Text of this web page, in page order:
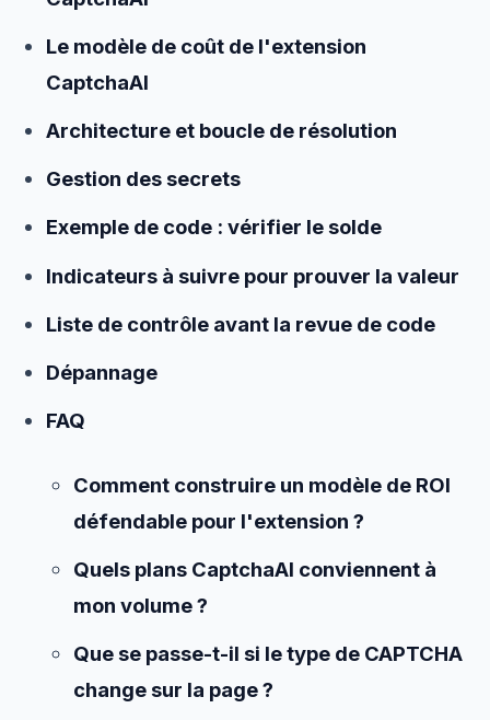
Le modèle de coût de l'extension
CaptchaAI
Architecture et boucle de résolution
Gestion des secrets
Exemple de code : vérifier le solde
Indicateurs à suivre pour prouver la valeur
Liste de contrôle avant la revue de code
Dépannage
FAQ
Comment construire un modèle de ROI
défendable pour l'extension ?
Quels plans CaptchaAI conviennent à
mon volume ?
Que se passe-t-il si le type de CAPTCHA
change sur la page ?